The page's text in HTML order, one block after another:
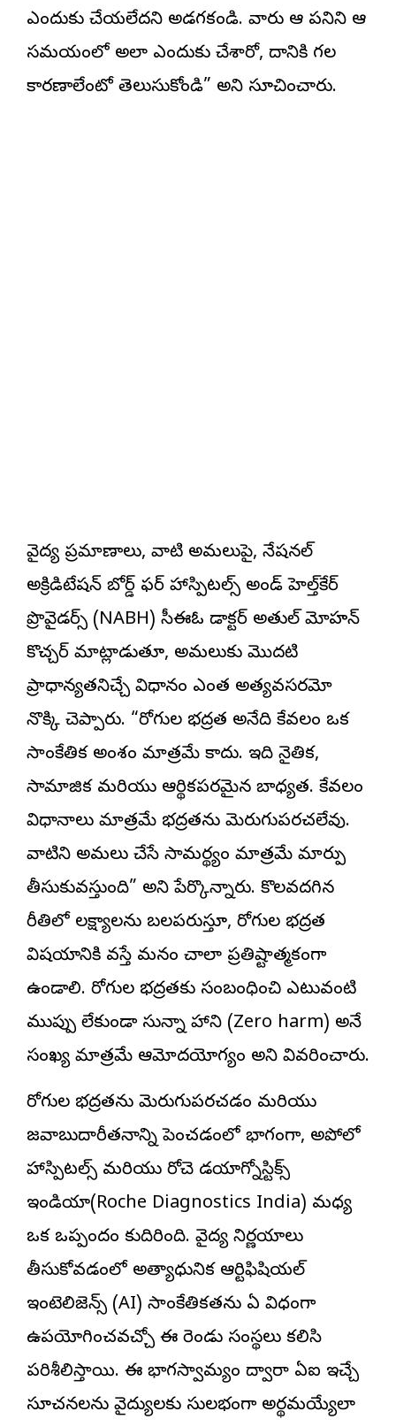
ఎందుకు చేయలేదని అడగకండి. వారు ఆ పనిని ఆ
సమయంలో అలా ఎందుకు చేశారో, దానికి గల
కారణాలేంటో తెలుసుకోండి” అని సూచించారు.
వైద్య ప్రమాణాలు, వాటి అమలుపై, నేషనల్
అక్రిడిటేషన్ బోర్డ్ ఫర్ హాస్పిటల్స్ అండ్ హెల్త్‌కేర్
ప్రొవైడర్స్ (NABH) సీఈఓ డాక్టర్ అతుల్ మోహన్
కొచ్చర్ మాట్లాడుతూ, అమలుకు మొదటి
ప్రాధాన్యతనిచ్చే విధానం ఎంత అత్యవసరమో
నొక్కి చెప్పారు. “రోగుల భద్రత అనేది కేవలం ఒక
సాంకేతిక అంశం మాత్రమే కాదు. ఇది నైతిక,
సామాజిక మరియు ఆర్థికపరమైన బాధ్యత. కేవలం
విధానాలు మాత్రమే భద్రతను మెరుగుపరచలేవు.
వాటిని అమలు చేసే సామర్థ్యం మాత్రమే మార్పు
తీసుకువస్తుంది” అని పేర్కొన్నారు. కొలవదగిన
రీతిలో లక్ష్యాలను బలపరుస్తూ, రోగుల భద్రత
విషయానికి వస్తే మనం చాలా ప్రతిష్టాత్మకంగా
ఉండాలి. రోగుల భద్రతకు సంబంధించి ఎటువంటి
ముప్పు లేకుండా సున్నా హాని (Zero harm) అనే
సంఖ్య మాత్రమే ఆమోదయోగ్యం అని వివరించారు.
రోగుల భద్రతను మెరుగుపరచడం మరియు
జవాబుదారీతనాన్ని పెంచడంలో భాగంగా, అపోలో
హాస్పిటల్స్ మరియు రోచె డయాగ్నోస్టిక్స్
ఇండియా(Roche Diagnostics India) మధ్య
ఒక ఒప్పందం కుదిరింది. వైద్య నిర్ణయాలు
తీసుకోవడంలో అత్యాధునిక ఆర్టిఫిషియల్
ఇంటెలిజెన్స్ (AI) సాంకేతికతను ఏ విధంగా
ఉపయోగించవచ్చో ఈ రెండు సంస్థలు కలిసి
పరిశీలిస్తాయి. ఈ భాగస్వామ్యం ద్వారా ఏఐ ఇచ్చే
సూచనలను వైద్యులకు సులభంగా అర్థమయ్యేలా